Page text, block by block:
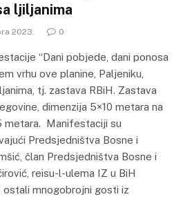
ljiljanima
2023. 0
“Dani pobjede, dani ponosa
vrhu ove planine, Paljeniku,
tj. zastava RBiH. Zastava
dimenzija 5×10 metara na
metara. Manifestaciji su
Predsjedništva Bosne i
član Predsjedništva Bosne i
reisu-l-ulema IZ u BiH
mnogobrojni gosti iz